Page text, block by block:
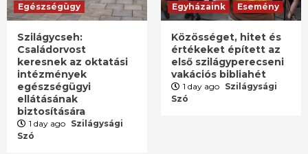
Egészségügy
Szilágycseh:
Családorvost
keresnek az oktatási
intézmények
egészségügyi
ellátásának
biztosítására
1 day ago Szilágysági
Szó
Egyházaink
Esemény
Közösséget, hitet és
értékeket épített az
első szilágyperecseni
vakációs bibliahét
1 day ago Szilágysági
Szó